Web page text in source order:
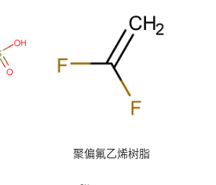
聚偏氟乙烯树脂